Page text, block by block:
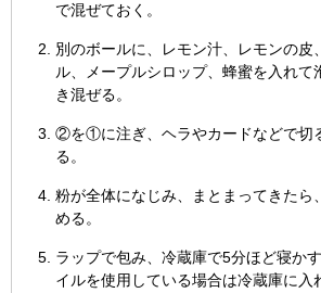
で混ぜておく。
別のボールに、レモン汁、レモンの皮
ル、メープルシロップ、蜂蜜を入れて
き混ぜる。
②を①に注ぎ、ヘラやカードなどで切
る。
粉が全体になじみ、まとまってきたら
める。
ラップで包み、冷蔵庫で5分ほど寝か
イルを使用している場合は冷蔵庫に入